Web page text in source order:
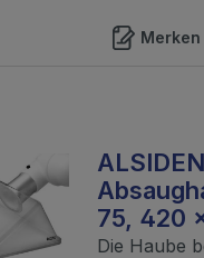
Merken
75, 420
Die Haube